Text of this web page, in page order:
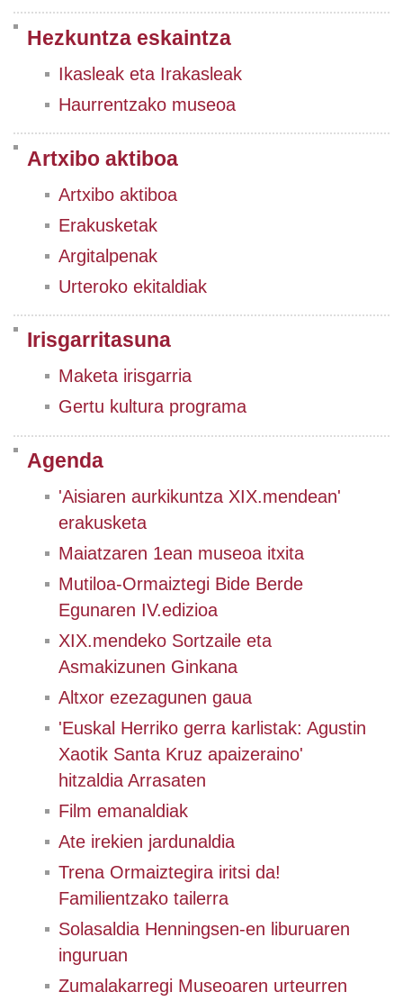
Hezkuntza eskaintza
Ikasleak eta Irakasleak
Haurrentzako museoa
Artxibo aktiboa
Artxibo aktiboa
Erakusketak
Argitalpenak
Urteroko ekitaldiak
Irisgarritasuna
Maketa irisgarria
Gertu kultura programa
Agenda
'Aisiaren aurkikuntza XIX.mendean'
erakusketa
Maiatzaren 1ean museoa itxita
Mutiloa-Ormaiztegi Bide Berde
Egunaren IV.edizioa
XIX.mendeko Sortzaile eta
Asmakizunen Ginkana
Altxor ezezagunen gaua
'Euskal Herriko gerra karlistak: Agustin
Xaotik Santa Kruz apaizeraino'
hitzaldia Arrasaten
Film emanaldiak
Ate irekien jardunaldia
Trena Ormaiztegira iritsi da!
Familientzako tailerra
Solasaldia Henningsen-en liburuaren
inguruan
Zumalakarregi Museoaren urteurren